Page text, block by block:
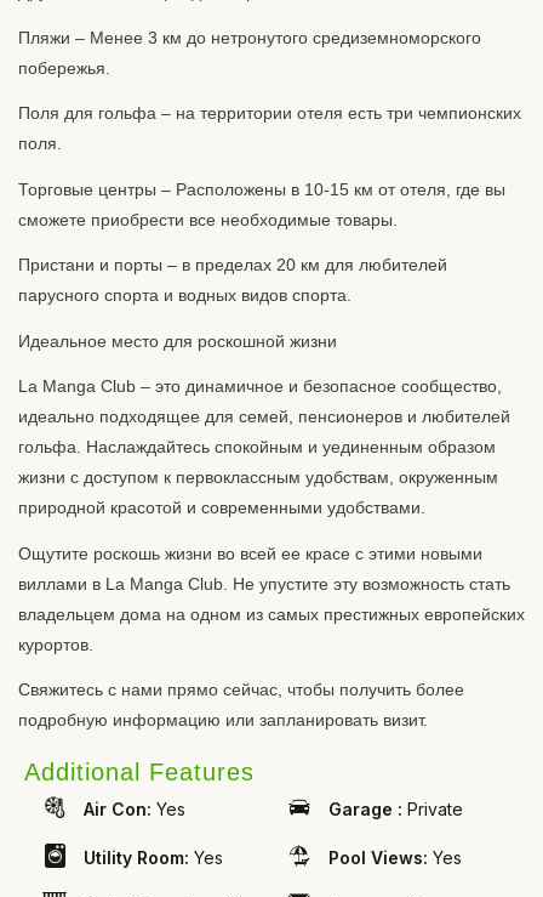
Пляжи – Менее 3 км до нетронутого средиземноморского
побережья.
Поля для гольфа – на территории отеля есть три чемпионских
поля.
Торговые центры – Расположены в 10-15 км от отеля, где вы
сможете приобрести все необходимые товары.
Пристани и порты – в пределах 20 км для любителей
парусного спорта и водных видов спорта.
Идеальное место для роскошной жизни
La Manga Club – это динамичное и безопасное сообщество,
идеально подходящее для семей, пенсионеров и любителей
гольфа. Наслаждайтесь спокойным и уединенным образом
жизни с доступом к первоклассным удобствам, окруженным
природной красотой и современными удобствами.
Ощутите роскошь жизни во всей ее красе с этими новыми
виллами в La Manga Club. Не упустите эту возможность стать
владельцем дома на одном из самых престижных европейских
курортов.
Свяжитесь с нами прямо сейчас, чтобы получить более
подробную информацию или запланировать визит.
Additional Features
Air Con: Yes Garage : Private
Utility Room: Yes Pool Views: Yes